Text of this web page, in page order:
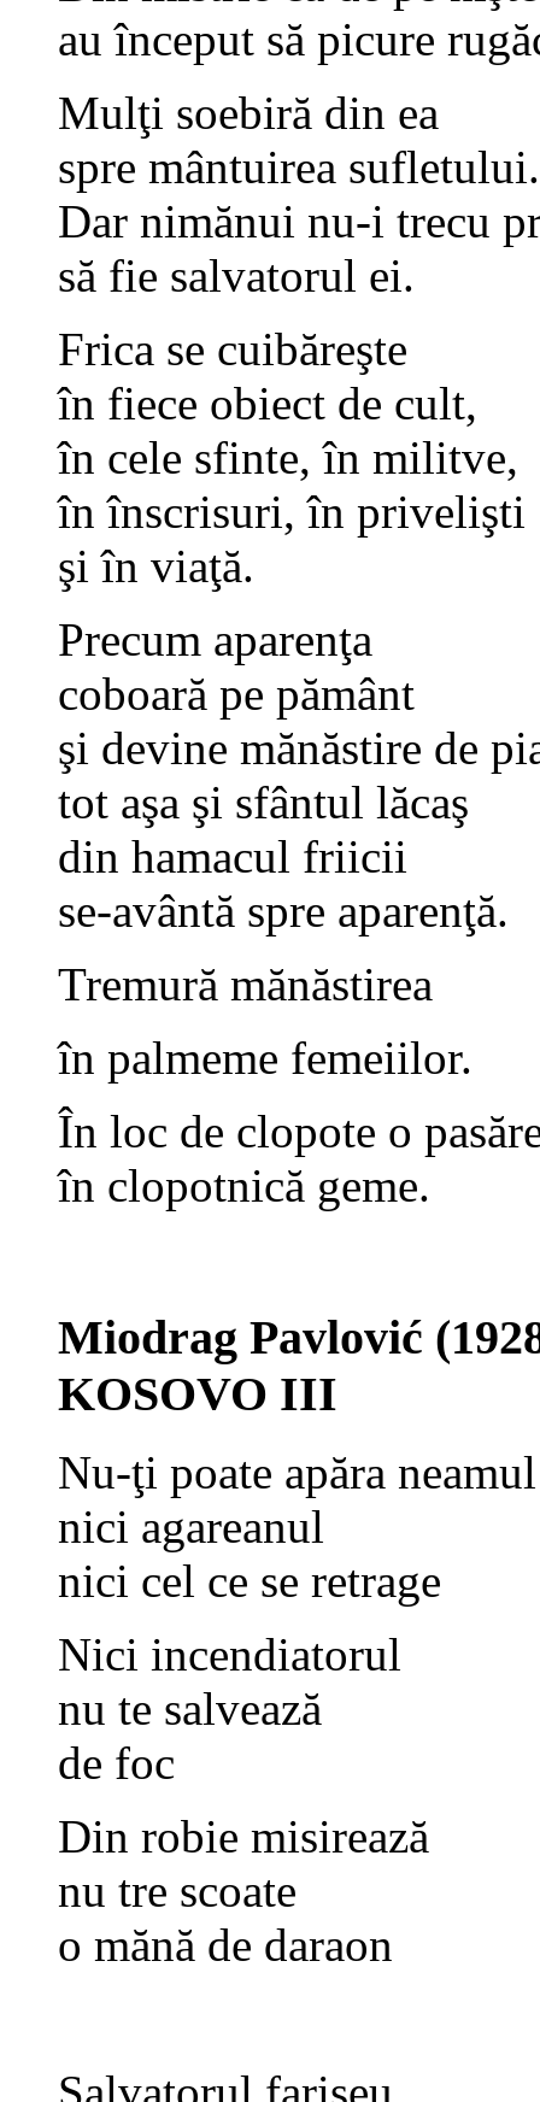
au început să picure
Mulţi soebiră din ea
spre mântuirea sufletului.
Dar nimănui nu-i trecu
să fie salvatorul ei.
Frica se cuibăreşte
în fiece obiect de cult,
în cele sfinte, în militve,
în înscrisuri, în privelişti
şi în viaţă.
Precum aparenţa
coboară pe pământ
şi devine mănăstire de
tot aşa şi sfântul lăcaş
din hamacul friicii
se-avântă spre aparenţă.
Tremură mănăstirea
în palmeme femeiilor.
În loc de clopote o
în clopotnică geme.
Miodrag Pavlović
KOSOVO III
Nu-ţi poate apăra neamul
nici agareanul
nici cel ce se retrage
Nici incendiatorul
nu te salvează
de foc
Din robie misirează
nu tre scoate
o mănă de daraon
Salvatorul fariseu